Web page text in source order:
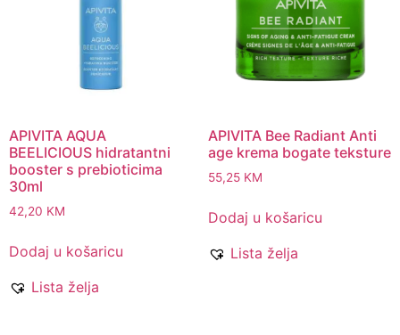
APIVITA AQUA
BEELICIOUS hidratantni
booster s prebioticima
30ml
42,20 KM
Dodaj u košaricu
Lista želja
APIVITA Bee Radiant Anti
age krema bogate teksture
55,25 KM
Dodaj u košaricu
Lista želja